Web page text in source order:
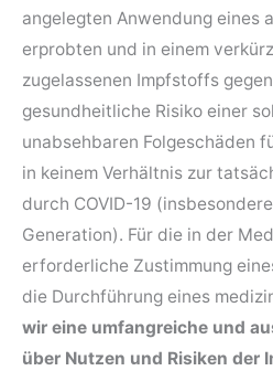
angelegten Anwendung eines
erprobten und in einem
zugelassenen Impfstoffs
gesundheitliche Risiko einer
unabsehbaren Folgeschäden
in keinem Verhältnis zur
durch COVID-19
Generation). Für die in der
erforderliche Zustimmung
die Durchführung eines
wir eine umfangreiche und
über Nutzen und Risiken der